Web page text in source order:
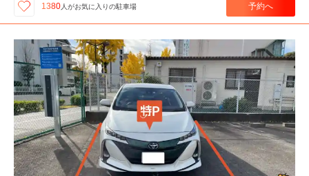
1380人がお気に入りの駐車場 予約へ